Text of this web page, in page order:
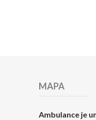
MAPA
Ambulance je